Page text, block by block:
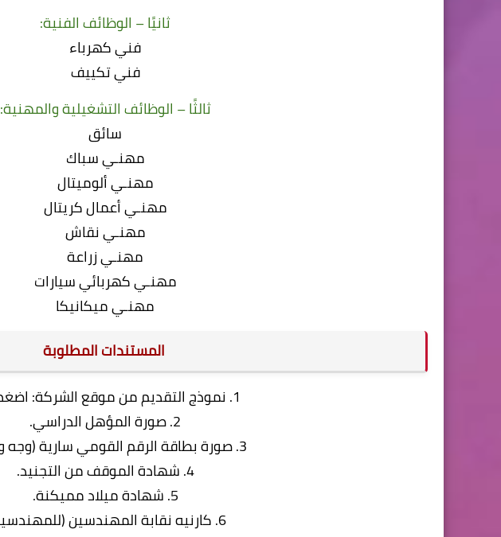
ثانيًا – الوظائف الفنية:
فني كهرباء
فني تكييف
ثالثًا – الوظائف التشغيلية والمهنية:
سائق
مهنـي سباك
مهنـي ألوميتال
مهنـي أعمال كريتال
مهنـي نقاش
مهنـي زراعة
مهنـي كهربائي سيارات
مهنـي ميكانيكا
المستندات المطلوبة
1. نموذج التقديم من موقع الشركة: اضغط هنا
2. صورة المؤهل الدراسي.
3. صورة بطاقة الرقم القومي سارية (وجه وظهر).
4. شهادة الموقف من التجنيد.
5. شهادة ميلاد مميكنة.
6. كارنيه نقابة المهندسين (للمهندسين).